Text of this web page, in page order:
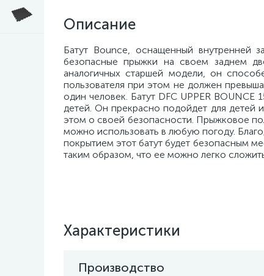
Описание
Батут Bounce, оснащенный внутренней
безопасные прыжки на своем заднем
аналогичных старшей модели, он
пользователя при этом не должен
один человек. Батут DFC UPPER BOUNCE
детей. Он прекрасно подойдет для детей
этом о своей безопасности. Прыжковое
можно использовать в любую погоду.
покрытием этот батут будет безопасным
таким образом, что ее можно легко
Характеристики
Производство